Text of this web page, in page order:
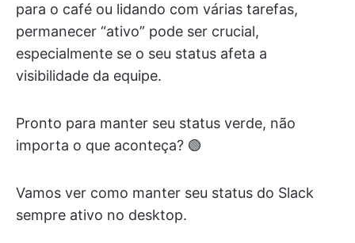
para o café ou lidando com várias tarefas,
permanecer “ativo” pode ser crucial,
especialmente se o seu status afeta a
visibilidade da equipe.
Pronto para manter seu status verde, não
importa o que aconteça? 🟢
Vamos ver como manter seu status do Slack
sempre ativo no desktop.